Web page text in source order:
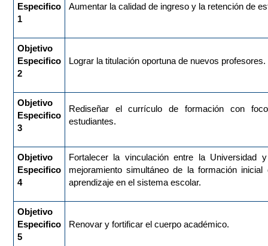
Especifico
1
Aumentar la calidad de ingreso y la retención de
Objetivo
Especifico
2
Lograr la titulación oportuna de nuevos profesores.
Objetivo
Especifico
3
Rediseñar el currículo de formación con
estudiantes.
Objetivo
Especifico
4
Fortalecer la vinculación entre la Universidad
mejoramiento simultáneo de la formación
aprendizaje en el sistema escolar.
Objetivo
Especifico
5
Renovar y fortificar el cuerpo académico.